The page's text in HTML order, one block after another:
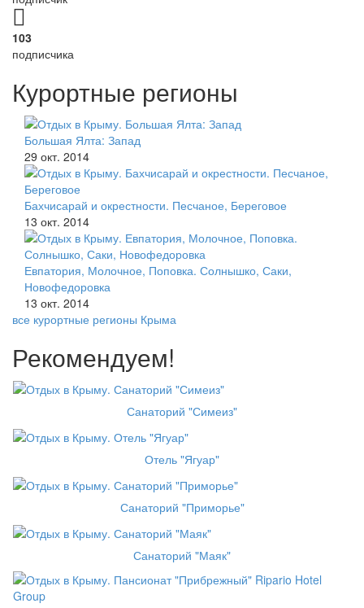
103
подписчика
Курортные регионы
Большая Ялта: Запад
29 окт. 2014
Бахчисарай и окрестности. Песчаное, Береговое
13 окт. 2014
Евпатория, Молочное, Поповка. Солнышко, Саки,
Новофедоровка
13 окт. 2014
все курортные регионы Крыма
Рекомендуем!
Санаторий "Симеиз"
Отель "Ягуар"
Санаторий "Приморье"
Санаторий "Маяк"